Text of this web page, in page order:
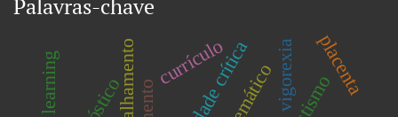
Palavras-chave
currículo vigorexia placenta